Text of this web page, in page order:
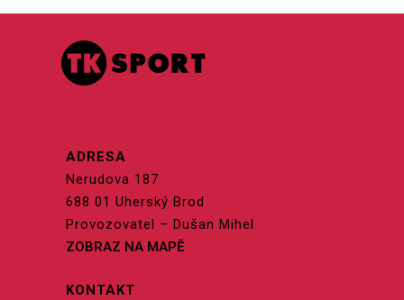
ADRESA
Nerudova 187
688 01 Uherský Brod
Provozovatel – Dušan Mihel
ZOBRAZ NA MAPĚ
KONTAKT